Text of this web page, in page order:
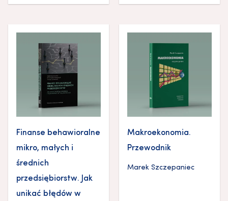
Finanse behawioralne
mikro, małych i
średnich
przedsiębiorstw. Jak
unikać błędów w
Makroekonomia.
Przewodnik
Marek Szczepaniec